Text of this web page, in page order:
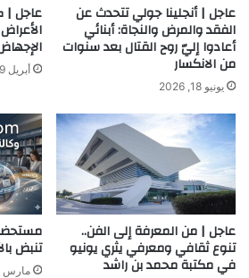
عاجل | أنجلينا جولي تتحدث عن
الفقد والمرض والنجاة: أبنائي
أعادوا إليّ روح القتال بعد سنوات
من الانكسار
يونيو 18, 2026
عاجل |
أبريل 9, 2026
عاجل | من المعرفة إلى الفن..
تنوع ثقافي ومعرفي يثري يونيو
في مكتبة محمد بن راشد
تنبض
مارس 3, 2026